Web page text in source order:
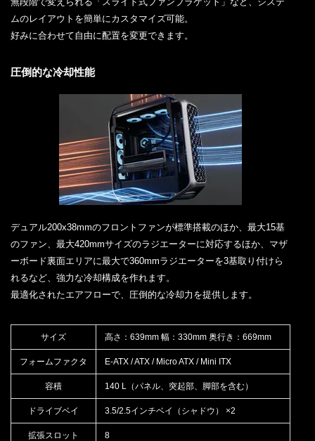
ムのレイアウトを簡単にカスタマイズ可能。
好みに合わせて自由に配置を変更できます。
圧倒的な冷却性能
デュアル200x38mmのフロントファンが標準搭載のほか、最大15基
のファン、最大420mmサイズのラジエーターに対応するほか、マザ
ーボード裏面エリアに最大で360mmラジエーターを3基取り付けら
れるなど、強力な冷却構成を作れます。
最適化されたエアフローで、圧倒的な冷却力を提供します。
サイズ 高さ：639mm 幅：330mm 奥行き：669mm
フォームファクタ E-ATX / ATX / Micro ATX / Mini ITX
容積 140 L（パネル、突起部、脚部を含む）
ドライブベイ 3.5/2.5インチベイ（シャドウ） ×2
拡張スロット 8